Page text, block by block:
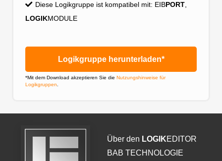
Diese Logikgruppe ist kompatibel mit: EIBPORT,
LOGIKMODULE
Logikgruppe herunterladen*
*Mit dem Download akzeptieren Sie die Nutzungshinweise für
Logikgruppen
Über den LOGIKEDITOR
BAB TECHNOLOGIE